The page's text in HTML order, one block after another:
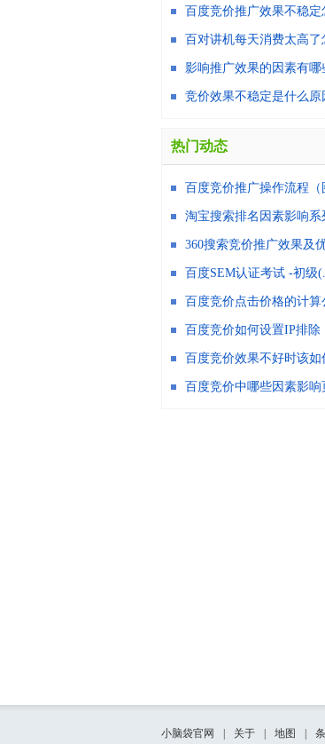
百度竞价推广效果不稳定
百对讲机每天消费太高了
影响推广效果的因素有哪
竞价效果不稳定是什么原
热门动态
百度竞价推广操作流程（
淘宝搜索排名因素影响系
360搜索竞价推广效果及
百度SEM认证考试 -初级
百度竞价点击价格的计算
百度竞价如何设置IP排除
百度竞价效果不好时该如
百度竞价中哪些因素影响
小脑袋官网 关于 地图